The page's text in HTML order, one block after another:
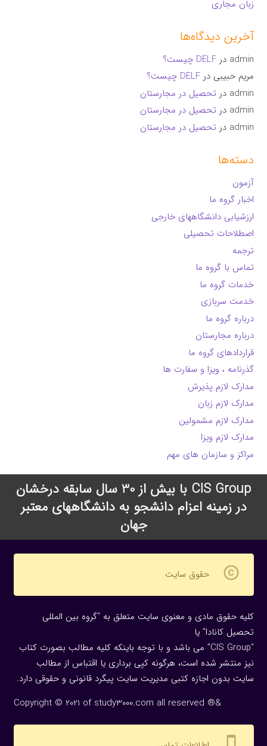
زبان مجاری
آخرین دیدگاه‌ها
admin درDELF چیست؟
مریم حبیبی درDELF چیست؟
admin در تحصیل در مجارستان
admin در تحصیل در مجارستان
admin در تحصیل در مجارستان
دسته‌ها
آزمون
اخبار گروه ما
ارزشیابی دانشگاههای خارجی
اصطلاحات تحصیلی
ترجمه
تماس با گروه ما
خدمات گروه ما
خدمت سربازی
درباره گروه ما
درباره مجارستان
قراردادهای گروه ما
گذرنامه ، ویزا و سفارت ها
مدارک لازم پذیرش
مدارک لازم زبان
مدارک لازم مشمولین
مدارک لازم ویزا
مراکز و سازمان های مهم
CIS Group با بیش از 30 سال سابقه درخشان
در زمینه اعزام دانشجو به دانشگاههای معتبر
جهان
copyright حقوق سایت
کلیه حقوق مادی و معنوی سایت متعلق به “گروه بین المللی
تحصیل کانادا” یا
“CIS Group” می باشد و با توجه باینکه کلیه مطالب بصورت کتاب
نیز منتشر شده است، هرگونه كپی برداری یا اقتباس از مطالب
سایت بدون اجازه كتبی مدیریت سایت پیگرد قانونی و حقوقی دارد.
Copyright © 2021 of study3000.com all reserved ®&